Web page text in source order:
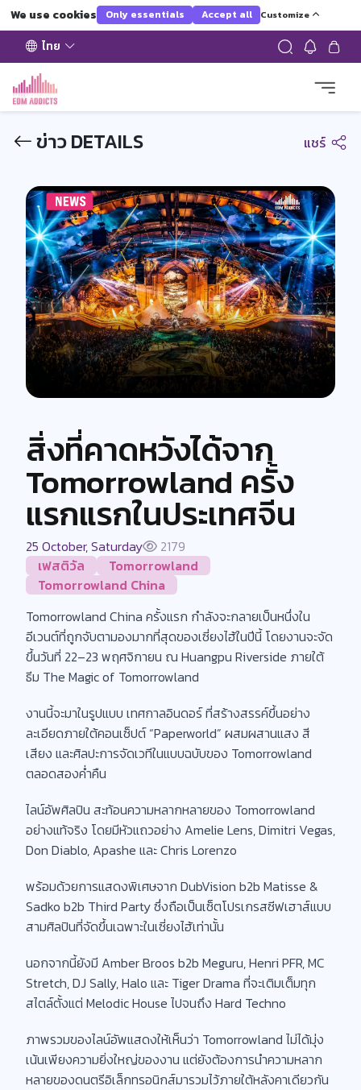
We use cookies Only essentials Accept all Customize
ไทย
ข่าว DETAILS แชร์
สิ่งที่คาดหวังได้จาก
Tomorrowland ครั้ง
แรกแรกในประเทศจีน
25 October, Saturday
2179
เฟสติวัล
Tomorrowland
Tomorrowland China
Tomorrowland China ครั้งแรก กำลังจะกลายเป็นหนึ่งใน
อีเวนต์ที่ถูกจับตามองมากที่สุดของเซี่ยงไฮ้ในปีนี้ โดยงานจะจัด
ขึ้นวันที่ 22–23 พฤศจิกายน ณ Huangpu Riverside ภายใต้
ธีม The Magic of Tomorrowland
งานนี้จะมาในรูปแบบ เทศกาลอินดอร์ ที่สร้างสรรค์ขึ้นอย่าง
ละเอียดภายใต้คอนเซ็ปต์ “Paperworld” ผสมผสานแสง สี
เสียง และศิลปะการจัดเวทีในแบบฉบับของ Tomorrowland
ตลอดสองค่ำคืน
ไลน์อัพศิลปิน สะท้อนความหลากหลายของ Tomorrowland
อย่างแท้จริง โดยมีหัวแถวอย่าง Amelie Lens, Dimitri Vegas,
Don Diablo, Apashe และ Chris Lorenzo
พร้อมด้วยการแสดงพิเศษจาก DubVision b2b Matisse &
Sadko b2b Third Party ซึ่งถือเป็นเซ็ตโปรเกรสซีฟเฮาส์แบบ
สามศิลปินที่จัดขึ้นเฉพาะในเซี่ยงไฮ้เท่านั้น
นอกจากนี้ยังมี Amber Broos b2b Meguru, Henri PFR, MC
Stretch, DJ Sally, Halo และ Tiger Drama ที่จะเติมเต็มทุก
สไตล์ตั้งแต่ Melodic House ไปจนถึง Hard Techno
ภาพรวมของไลน์อัพแสดงให้เห็นว่า Tomorrowland ไม่ได้มุ่ง
เน้นเพียงความยิ่งใหญ่ของงาน แต่ยังต้องการนำความหลาก
หลายของดนตรีอิเล็กทรอนิกส์มารวมไว้ภายใต้หลังคาเดียวกัน